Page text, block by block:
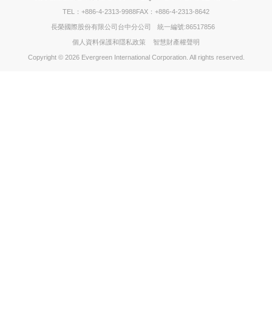
TEL：+886-4-2313-9988FAX：+886-4-2313-8642
長榮國際股份有限公司台中分公司 統一編號:86517856
個人資料保護和隱私政策 智慧財產權聲明
Copyright © 2026 Evergreen International Corporation. All rights reserved.